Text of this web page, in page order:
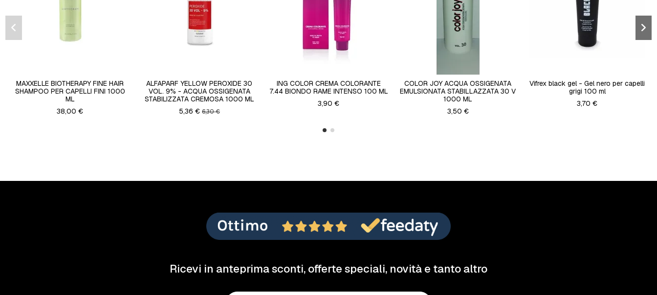
MAXXELLE BIOTHERAPY FINE HAIR
SHAMPOO PER CAPELLI FINI 1000
ML
38,00 €
ALFAPARF YELLOW PEROXIDE 30
VOL. 9% - ACQUA OSSIGENATA
STABILIZZATA CREMOSA 1000 ML
5,36 € 6,30 €
ING COLOR CREMA COLORANTE
7.44 BIONDO RAME INTENSO 100 ML
3,90 €
COLOR JOY ACQUA OSSIGENATA
EMULSIONATA STABILLAZZATA 30 V
1000 ML
3,50 €
Vifrex black gel - Gel nero per capelli
grigi 100 ml
3,70 €
Ricevi in anteprima sconti, offerte speciali, novità e tanto altro